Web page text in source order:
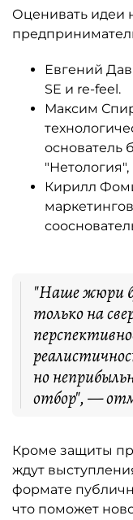
Оценивать идеи
Евгений
SE и re-feel.
Максим
основатель
Кирилл
"Наше жюри
только на
но
отбор", —
Кроме защиты
ждут
формате
что поможет